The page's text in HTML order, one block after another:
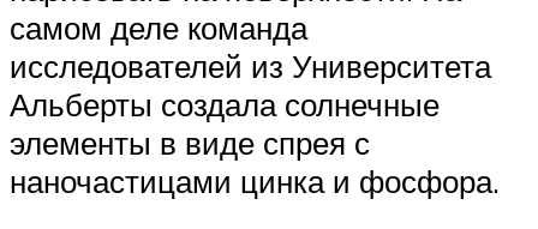
самом деле команда
исследователей из Университета
Альберты создала солнечные
элементы в виде спрея с
наночастицами цинка и фосфора.